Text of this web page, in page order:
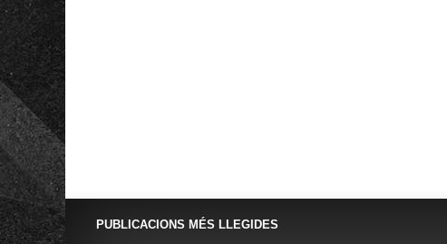
PUBLICACIONS MÉS LLEGIDES